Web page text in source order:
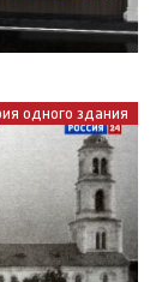
одного здания